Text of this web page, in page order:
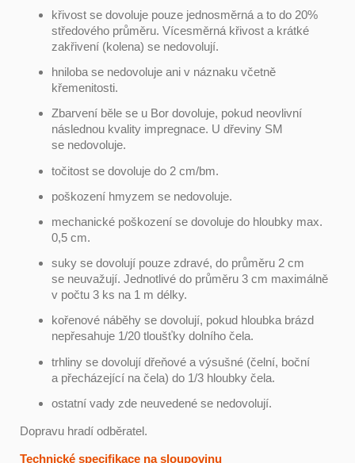
křivost se dovoluje pouze jednosměrná a to do 20%
středového průměru. Vícesměrná křivost a krátké
zakřivení (kolena) se nedovolují.
hniloba se nedovoluje ani v náznaku včetně
křemenitosti.
Zbarvení běle se u Bor dovoluje, pokud neovlivní
následnou kvality impregnace. U dřeviny SM
se nedovoluje.
točitost se dovoluje do 2 cm/bm.
poškození hmyzem se nedovoluje.
mechanické poškození se dovoluje do hloubky max.
0,5 cm.
suky se dovolují pouze zdravé, do průměru 2 cm
se neuvažují. Jednotlivé do průměru 3 cm maximálně
v počtu 3 ks na 1 m délky.
kořenové náběhy se dovolují, pokud hloubka brázd
nepřesahuje 1/20 tloušťky dolního čela.
trhliny se dovolují dřeňové a výsušné (čelní, boční
a přecházející na čela) do 1/3 hloubky čela.
ostatní vady zde neuvedené se nedovolují.
Dopravu hradí odběratel.
Technické specifikace na sloupovinu